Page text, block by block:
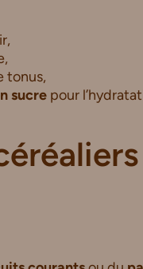
tonus,
sucre pour